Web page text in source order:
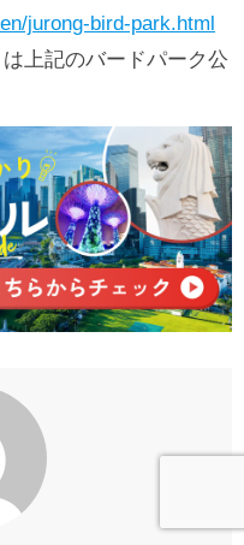
jurong-bird-park.html
上記のバードパーク公